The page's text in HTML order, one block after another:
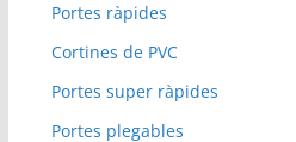
Portes ràpides
Cortines de PVC
Portes super ràpides
Portes plegables